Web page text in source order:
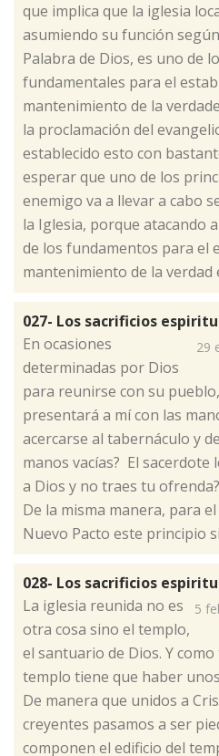
que implica que la iglesia
asumiendo su función
Palabra de Dios, es uno de
fundamentales para el
mantenimiento de la
la proclamación del
establecido esto con
esperar que uno de los
enemigo va a llevar a cabo
la Iglesia, porque atacando
de los fundamentos para el
mantenimiento de la verdad
027- Los sacrificios
29
​En ocasiones
determinadas por Dios
para reunirse con su
presentará a mí con las
acercarse al tabernáculo y
manos vacías? El sacerdote
a Dios y no traes tu
De la misma manera, para
Nuevo Pacto este principio
028- Los sacrificios
5
​La iglesia reunida no es
otra cosa sino el templo,
el santuario de Dios. Y
templo tiene que haber
De manera que unidos a
creyentes pasamos a ser
componen el edificio del